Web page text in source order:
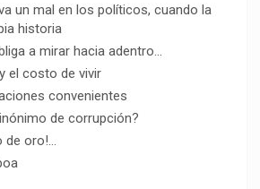
un mal en los políticos, cuando la
historia
a mirar hacia adentro…
el costo de vivir
convenientes
de corrupción?
oro!…